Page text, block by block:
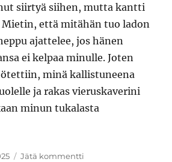
siirtyä siihen, mutta kantti
että mitähän tuo ladon
ajattelee, jos hänen
ei kelpaa minulle. Joten
minä kallistuneena
ja rakas vieruskaverini
minun tukalasta
Jätä kommentti